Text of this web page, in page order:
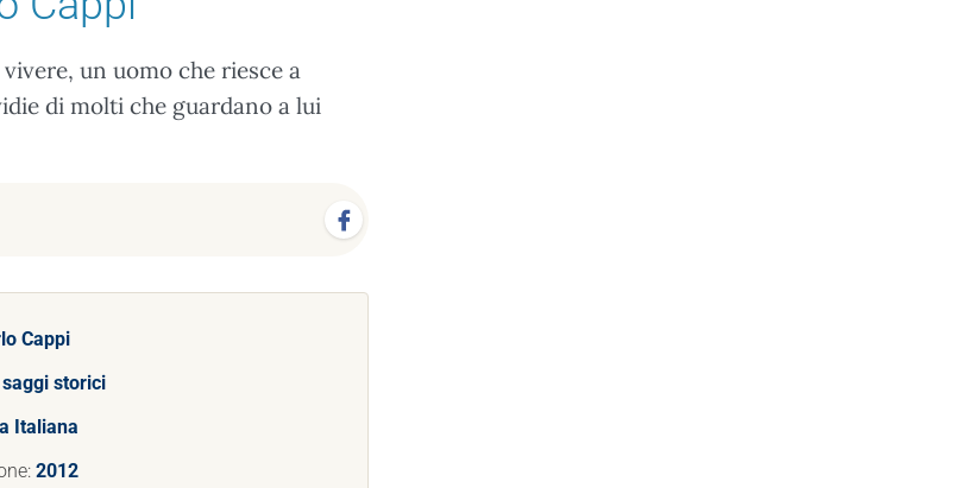
un uomo che riesce a
di molti che guardano a lui
Cappi
storici
Italiana
2012